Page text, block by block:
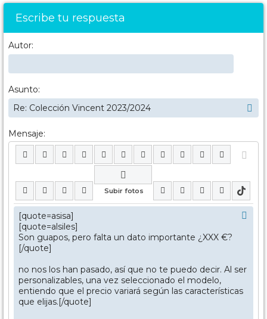
Escribe tu respuesta
Autor:
Asunto:
Mensaje: